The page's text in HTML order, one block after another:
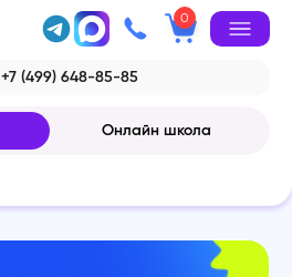
0
+7 (499) 648-85-85
Онлайн школа